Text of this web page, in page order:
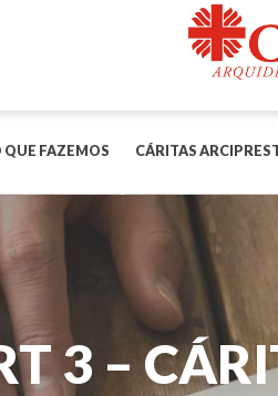
QUE FAZEMOS CÁRITAS
3 –